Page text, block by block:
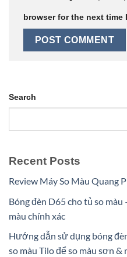
browser for the next time
Search
Recent Posts
Review Máy So Màu Quang
Bóng đèn D65 cho tủ so
màu chính xác
Hướng dẫn sử dụng bóng
so màu Tilo để so màu sơn &